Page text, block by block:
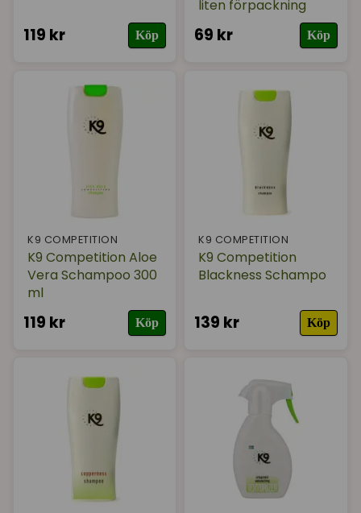
119 kr Köp
liten förpackning
69 kr Köp
K9 COMPETITION
K9 Competition Aloe
Vera Schampoo 300
ml
119 kr Köp
K9 COMPETITION
K9 Competition
Blackness Schampo
139 kr Köp